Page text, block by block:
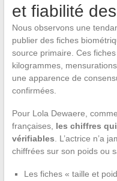
et fiabilité
Nous observons une
publier des fiches
source primaire. Ces
kilogrammes,
une apparence de
confirmées.
Pour Lola Dewaere,
françaises, les chiffres
vérifiables . L’actrice n’a
chiffrées sur son poids ou
Les fiches « taille et